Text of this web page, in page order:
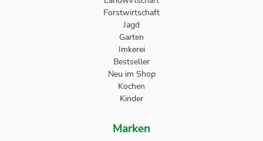
Forstwirtschaft
Jagd
Garten
Imkerei
Bestseller
Neu im Shop
Kochen
Kinder
Marken